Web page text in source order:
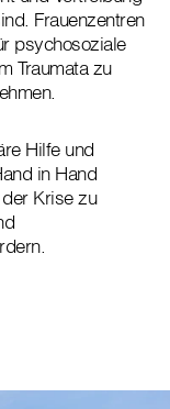
Frauenzentren
psychosoziale
Traumata zu
Hilfe und
in Hand
Krise zu